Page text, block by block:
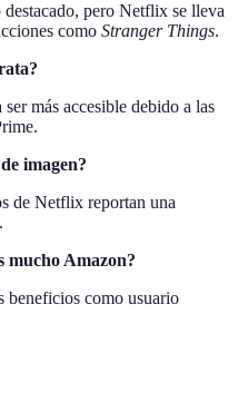
pero Netflix se lleva
como Stranger Things.
más accesible debido a las
imagen?
de Netflix reportan una
mucho Amazon?
beneficios como usuario